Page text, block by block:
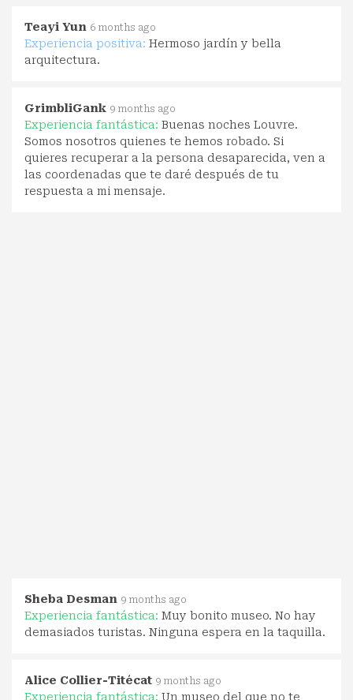
Teayi Yun 6 months ago
Experiencia positiva: Hermoso jardín y bella
arquitectura.
GrimbliGank 9 months ago
Experiencia fantástica: Buenas noches Louvre.
Somos nosotros quienes te hemos robado. Si
quieres recuperar a la persona desaparecida, ven a
las coordenadas que te daré después de tu
respuesta a mi mensaje.
Sheba Desman 9 months ago
Experiencia fantástica: Muy bonito museo. No hay
demasiados turistas. Ninguna espera en la taquilla.
Alice Collier-Titécat 9 months ago
Experiencia fantástica: Un museo del que no te